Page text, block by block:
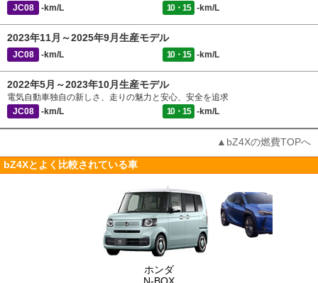
JC08
-km/L 10・15 -km/L
2023年11月～2025年9月生産モデル
JC08 -km/L 10・15 -km/L
2022年5月～2023年10月生産モデル
電気自動車独自の新しさ、走りの魅力と安心、安全を追求
JC08
-km/L 10・15 -km/L
▲bZ4Xの燃費TOPへ
bZ4Xとよく比較されている車
ホンダ
N-BOX